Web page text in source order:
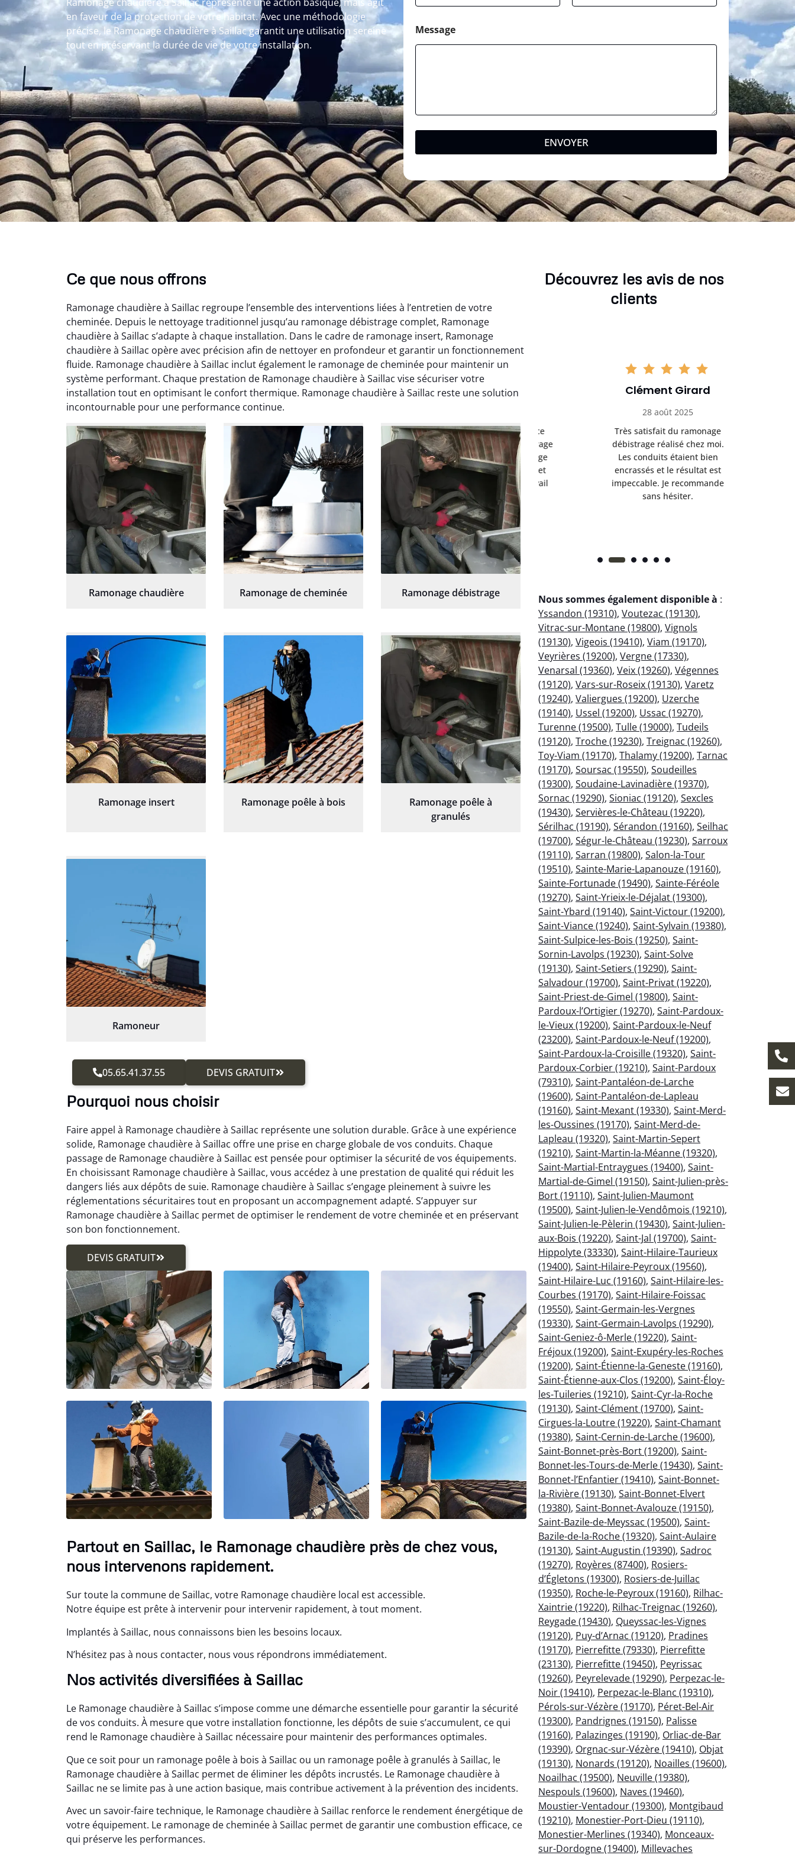
en faveur de la protection de votre habitat. Avec une méthodologie
précise, le Ramonage chaudière à Saillac garantit une utilisation sereine
tout en préservant la durée de vie de votre installation.
Message
ENVOYER
Ce que nous offrons
Ramonage chaudière à Saillac regroupe l’ensemble des interventions liées à l’entretien de votre
cheminée. Depuis le nettoyage traditionnel jusqu’au ramonage débistrage complet, Ramonage
chaudière à Saillac s’adapte à chaque installation. Dans le cadre de ramonage insert, Ramonage
chaudière à Saillac opère avec précision afin de nettoyer en profondeur et garantir un fonctionnement
fluide. Ramonage chaudière à Saillac inclut également le ramonage de cheminée pour maintenir un
système performant. Chaque prestation de Ramonage chaudière à Saillac vise sécuriser votre
installation tout en optimisant le confort thermique. Ramonage chaudière à Saillac reste une solution
incontournable pour une performance continue.
Ramonage chaudière Ramonage de cheminée Ramonage débistrage
Ramonage insert Ramonage poêle à bois
Ramonage poêle à
granulés
Ramoneur
05.65.41.37.55 DEVIS GRATUIT
Pourquoi nous choisir
Faire appel à Ramonage chaudière à Saillac représente une solution durable. Grâce à une expérience
solide, Ramonage chaudière à Saillac offre une prise en charge globale de vos conduits. Chaque
passage de Ramonage chaudière à Saillac est pensée pour optimiser la sécurité de vos équipements.
En choisissant Ramonage chaudière à Saillac, vous accédez à une prestation de qualité qui réduit les
dangers liés aux dépôts de suie. Ramonage chaudière à Saillac s’engage pleinement à suivre les
réglementations sécuritaires tout en proposant un accompagnement adapté. S’appuyer sur
Ramonage chaudière à Saillac permet de optimiser le rendement de votre cheminée et en préservant
son bon fonctionnement.
DEVIS GRATUIT
Partout en Saillac, le Ramonage chaudière près de chez vous,
nous intervenons rapidement.
Sur toute la commune de Saillac, votre Ramonage chaudière local est accessible.
Notre équipe est prête à intervenir pour intervenir rapidement, à tout moment.
Implantés à Saillac, nous connaissons bien les besoins locaux.
N’hésitez pas à nous contacter, nous vous répondrons immédiatement.
Nos activités diversifiées à Saillac
Le Ramonage chaudière à Saillac s’impose comme une démarche essentielle pour garantir la sécurité
de vos conduits. À mesure que votre installation fonctionne, les dépôts de suie s’accumulent, ce qui
rend le Ramonage chaudière à Saillac nécessaire pour maintenir des performances optimales.
Que ce soit pour un ramonage poêle à bois à Saillac ou un ramonage poêle à granulés à Saillac, le
Ramonage chaudière à Saillac permet de éliminer les dépôts incrustés. Le Ramonage chaudière à
Saillac ne se limite pas à une action basique, mais contribue activement à la prévention des incidents.
Avec un savoir-faire technique, le Ramonage chaudière à Saillac renforce le rendement énergétique de
votre équipement. Le ramonage de cheminée à Saillac permet de garantir une combustion efficace, ce
qui préserve les performances.
Découvrez les avis de nos
clients
Nicolas Perrin
22 janvier 2026
Intervention rapide et très
propre pour le ramonage
débistrage. On sent tout de
suite la différence au niveau
du tirage. Très satisfait.
Yannick Morel
Intervention très efficace
pour le ramonage débistrage
de ma cheminée. Le tirage
est nettement meilleur et
plus aucune odeur. Travail
propre et rapide.
Clément Girard
28 août 2025
Très satisfait du ramonage
débistrage réalisé chez moi.
Les conduits étaient bien
encrassés et le résultat est
impeccable. Je recommande
sans hésiter.
Nous sommes également disponible à :
Yssandon (19310), Voutezac (19130),
Vitrac-sur-Montane (19800), Vignols
(19130), Vigeois (19410), Viam (19170),
Veyrières (19200), Vergne (17330),
Venarsal (19360), Veix (19260), Végennes
(19120), Vars-sur-Roseix (19130), Varetz
(19240), Valiergues (19200), Uzerche
(19140), Ussel (19200), Ussac (19270),
Turenne (19500), Tulle (19000), Tudeils
(19120), Troche (19230), Treignac (19260),
Toy-Viam (19170), Thalamy (19200), Tarnac
(19170), Soursac (19550), Soudeilles
(19300), Soudaine-Lavinadière (19370),
Sornac (19290), Sioniac (19120), Sexcles
(19430), Servières-le-Château (19220),
Sérilhac (19190), Sérandon (19160), Seilhac
(19700), Ségur-le-Château (19230), Sarroux
(19110), Sarran (19800), Salon-la-Tour
(19510), Sainte-Marie-Lapanouze (19160),
Sainte-Fortunade (19490), Sainte-Féréole
(19270), Saint-Yrieix-le-Déjalat (19300),
Saint-Ybard (19140), Saint-Victour (19200),
Saint-Viance (19240), Saint-Sylvain (19380),
Saint-Sulpice-les-Bois (19250), Saint-
Sornin-Lavolps (19230), Saint-Solve
(19130), Saint-Setiers (19290), Saint-
Salvadour (19700), Saint-Privat (19220),
Saint-Priest-de-Gimel (19800), Saint-
Pardoux-l’Ortigier (19270), Saint-Pardoux-
le-Vieux (19200), Saint-Pardoux-le-Neuf
(23200), Saint-Pardoux-le-Neuf (19200),
Saint-Pardoux-la-Croisille (19320), Saint-
Pardoux-Corbier (19210), Saint-Pardoux
(79310), Saint-Pantaléon-de-Larche
(19600), Saint-Pantaléon-de-Lapleau
(19160), Saint-Mexant (19330), Saint-Merd-
les-Oussines (19170), Saint-Merd-de-
Lapleau (19320), Saint-Martin-Sepert
(19210), Saint-Martin-la-Méanne (19320),
Saint-Martial-Entraygues (19400), Saint-
Martial-de-Gimel (19150), Saint-Julien-près-
Bort (19110), Saint-Julien-Maumont
(19500), Saint-Julien-le-Vendômois (19210),
Saint-Julien-le-Pèlerin (19430), Saint-Julien-
aux-Bois (19220), Saint-Jal (19700), Saint-
Hippolyte (33330), Saint-Hilaire-Taurieux
(19400), Saint-Hilaire-Peyroux (19560),
Saint-Hilaire-Luc (19160), Saint-Hilaire-les-
Courbes (19170), Saint-Hilaire-Foissac
(19550), Saint-Germain-les-Vergnes
(19330), Saint-Germain-Lavolps (19290),
Saint-Geniez-ô-Merle (19220), Saint-
Fréjoux (19200), Saint-Exupéry-les-Roches
(19200), Saint-Étienne-la-Geneste (19160),
Saint-Étienne-aux-Clos (19200), Saint-Éloy-
les-Tuileries (19210), Saint-Cyr-la-Roche
(19130), Saint-Clément (19700), Saint-
Cirgues-la-Loutre (19220), Saint-Chamant
(19380), Saint-Cernin-de-Larche (19600),
Saint-Bonnet-près-Bort (19200), Saint-
Bonnet-les-Tours-de-Merle (19430), Saint-
Bonnet-l’Enfantier (19410), Saint-Bonnet-
la-Rivière (19130), Saint-Bonnet-Elvert
(19380), Saint-Bonnet-Avalouze (19150),
Saint-Bazile-de-Meyssac (19500), Saint-
Bazile-de-la-Roche (19320), Saint-Aulaire
(19130), Saint-Augustin (19390), Sadroc
(19270), Royères (87400), Rosiers-
d’Égletons (19300), Rosiers-de-Juillac
(19350), Roche-le-Peyroux (19160), Rilhac-
Xaintrie (19220), Rilhac-Treignac (19260),
Reygade (19430), Queyssac-les-Vignes
(19120), Puy-d’Arnac (19120), Pradines
(19170), Pierrefitte (79330), Pierrefitte
(23130), Pierrefitte (19450), Peyrissac
(19260), Peyrelevade (19290), Perpezac-le-
Noir (19410), Perpezac-le-Blanc (19310),
Pérols-sur-Vézère (19170), Péret-Bel-Air
(19300), Pandrignes (19150), Palisse
(19160), Palazinges (19190), Orliac-de-Bar
(19390), Orgnac-sur-Vézère (19410), Objat
(19130), Nonards (19120), Noailles (19600),
Noailhac (19500), Neuville (19380),
Nespouls (19600), Naves (19460),
Moustier-Ventadour (19300), Montgibaud
(19210), Monestier-Port-Dieu (19110),
Monestier-Merlines (19340), Monceaux-
sur-Dordogne (19400), Millevaches